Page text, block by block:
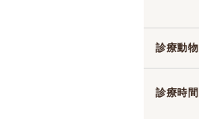
診療動物
診療時間